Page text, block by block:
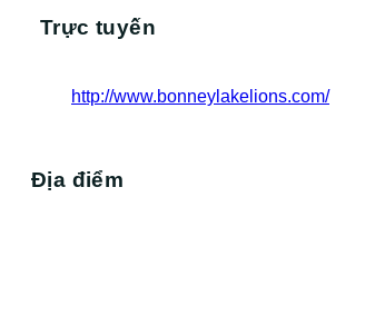
Trực tuyến
http://www.bonneylakelions.com/
Địa điểm